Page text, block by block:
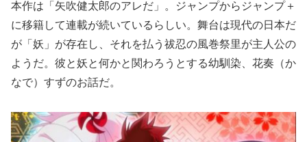
本作は「矢吹健太郎のアレだ」。ジャンプからジャンプ＋
に移籍して連載が続いているらしい。舞台は現代の日本だ
が「妖」が存在し、それを払う祓忍の風巻祭里が主人公の
ようだ。彼と妖と何かと関わろうとする幼馴染、花奏（か
なで）すずのお話だ。